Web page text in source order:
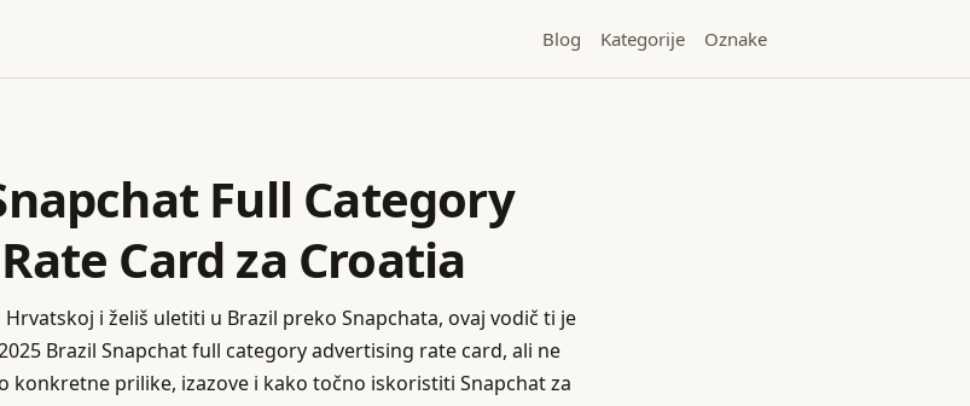
Blog Kategorije Oznake
Full Category
Card za Croatia
i želiš uletiti u Brazil preko Snapchata, ovaj vodič ti je
Brazil Snapchat full category advertising rate card, ali ne
konkretne prilike, izazove i kako točno iskoristiti Snapchat za